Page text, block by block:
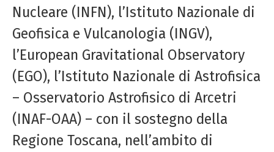
Nucleare (INFN), l’Istituto Nazionale di
Geofisica e Vulcanologia (INGV),
l’European Gravitational Observatory
(EGO), l’Istituto Nazionale di Astrofisica
– Osservatorio Astrofisico di Arcetri
(INAF-OAA) – con il sostegno della
Regione Toscana, nell’ambito di